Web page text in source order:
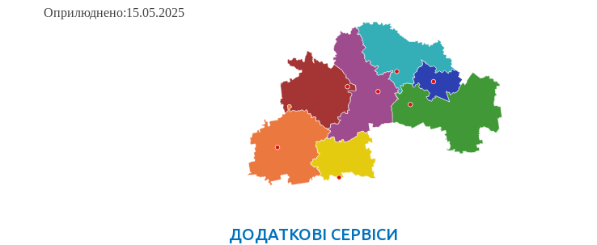
Оприлюднено:15.05.2025
ДОДАТКОВІ СЕРВІСИ